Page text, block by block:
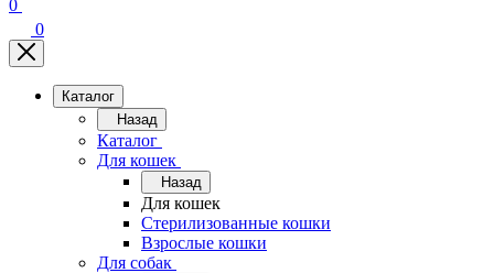
0
0
Каталог
Назад
Каталог
Для кошек
Назад
Для кошек
Стерилизованные кошки
Взрослые кошки
Для собак